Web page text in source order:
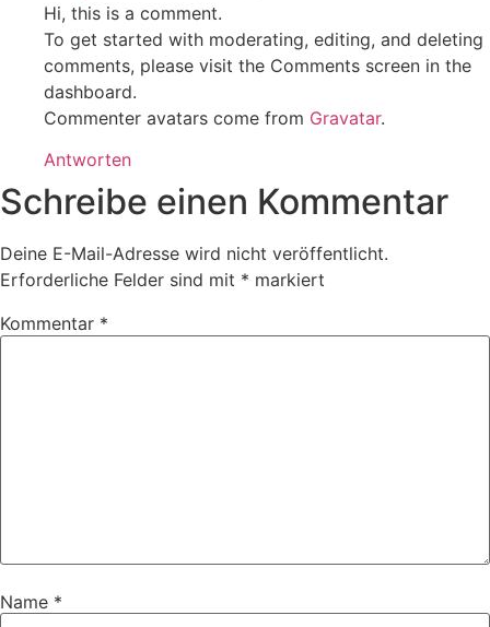
Hi, this is a comment.
To get started with moderating, editing, and deleting
comments, please visit the Comments screen in the
dashboard.
Commenter avatars come from Gravatar.
Antworten
Schreibe einen Kommentar
Deine E-Mail-Adresse wird nicht veröffentlicht.
Erforderliche Felder sind mit * markiert
Kommentar *
Name *